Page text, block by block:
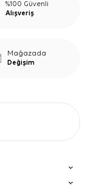
%100 Güvenli
Alışveriş
Mağazada
Değişim